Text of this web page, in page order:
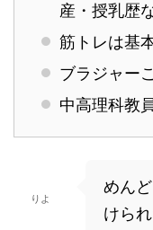
産・授乳歴
筋トレは基
ブラジャー
中高理科教
りよ
めん
けら